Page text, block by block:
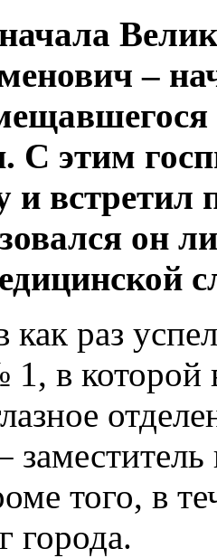
–
С этим
и встретил
он
как раз
в которой
того, в
города.